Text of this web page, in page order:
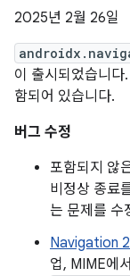
2025년 2월 26일
이 출시되었습니
함되어 있습니다.
버그 수정
포함되지 않
비정상 종료
는 문제를 수
Navigation
업, MIME에